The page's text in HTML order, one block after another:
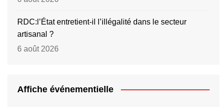
RDC:l’État entretient-il l’illégalité dans le secteur
artisanal ?
6 août 2026
Affiche événementielle